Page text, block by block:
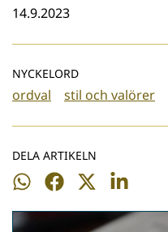
14.9.2023
NYCKELORD
ordval stil och valörer
DELA ARTIKELN
Dela
WhatsApp
Dela
Facebook
Dela
Twitter
Dela
LinkedIn